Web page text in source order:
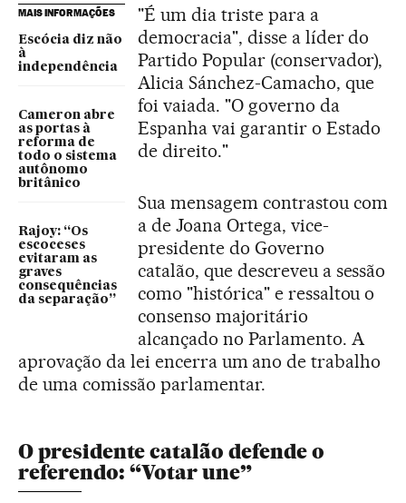
MAIS INFORMAÇÕES
Escócia diz não
à
independência
Cameron abre
as portas à
reforma de
todo o sistema
autônomo
britânico
Rajoy: “Os
escoceses
evitaram as
graves
consequências
da separação”
"É um dia triste para a
democracia", disse a líder do
Partido Popular (conservador),
Alicia Sánchez-Camacho, que
foi vaiada. "O governo da
Espanha vai garantir o Estado
de direito."
Sua mensagem contrastou com
a de Joana Ortega, vice-
presidente do Governo
catalão, que descreveu a sessão
como "histórica" e ressaltou o
consenso majoritário
alcançado no Parlamento. A
aprovação da lei encerra um ano de trabalho
de uma comissão parlamentar.
O presidente catalão defende o
referendo: “Votar une”